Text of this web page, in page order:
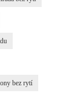
bez rytí